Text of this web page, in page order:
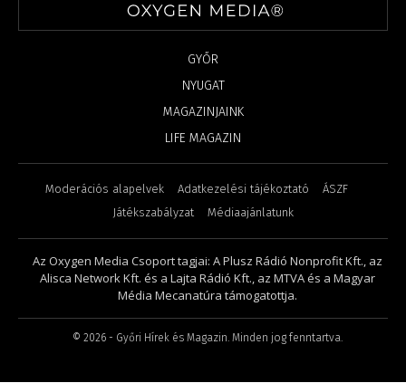
GYŐR
NYUGAT
MAGAZINJAINK
LIFE MAGAZIN
Moderációs alapelvek Adatkezelési tájékoztató
ÁSZF
Játékszabályzat
Médiaajánlatunk
Az Oxygen Media Csoport tagjai: A Plusz Rádió Nonprofit Kft., az
Alisca Network Kft. és a Lajta Rádió Kft., az MTVA és a Magyar
Média Mecanatúra támogatottja.
© 2026 - Győri Hírek és Magazin. Minden jog fenntartva.